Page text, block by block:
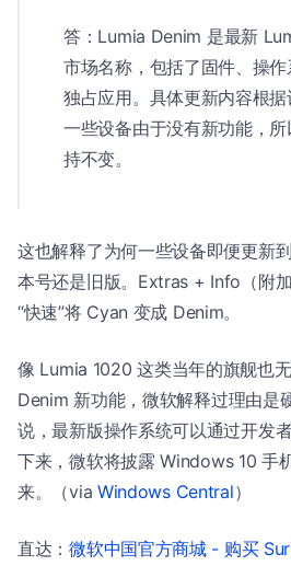
答：Lumia Denim 是最新
市场名称，包括了固件、操
独占应用。具体更新内容根据
一些设备由于没有新功能，
持不变。
这也解释了为何一些设备即便更新
本号还是旧版。Extras + Info（附
“快速”将 Cyan 变成 Denim。
像 Lumia 1020 这类当年的旗舰也
Denim 新功能，微软解释过理由是
说，最新版操作系统可以通过开发
下来，微软将披露 Windows 10 手
来。（via Windows Central）
直达：微软中国官方商城 - 购买